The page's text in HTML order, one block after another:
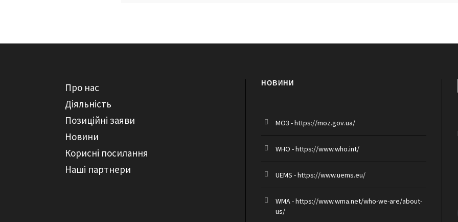
Про нас
Діяльність
Позиційні заяви
Новини
Корисні посилання
Наші партнери
НОВИНИ
MO3 - https://moz.gov.ua/
WHO - https://www.who.int/
UEMS - https://www.uems.eu/
WMA - https://www.wma.net/who-we-are/about-
us/